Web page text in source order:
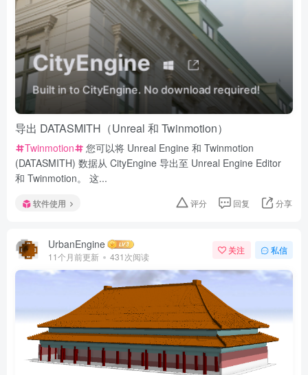
导出 DATASMITH（Unreal 和 Twinmotion）
Twinmotion
您可以将 Unreal Engine 和 Twinmotion
(DATASMITH) 数据从 CityEngine 导出至 Unreal Engine Editor
和 Twinmotion。 这...
软件使用 评分 回复 分享
UrbanEngine
11个月前更新 431次阅读
关注 私信